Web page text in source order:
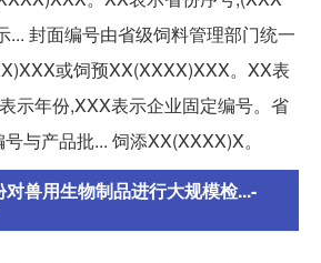
... 封面编号由省级饲料管理部门统一
或饲预XX(XXXX)XXX。XX表
示年份,XXX表示企业固定编号。省
与产品批... 饲添XX(XXXX)X。
兽用生物制品进行大规模检...-